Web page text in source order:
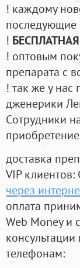
! каждому
последующие
!
! оптовым
препарата с
! так же у
дженерики
Cотрудники
доставка
VIP
через
оплата
Web Money и
телефонам: